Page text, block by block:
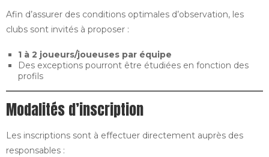
Afin d’assurer des conditions optimales d’observation, les
clubs sont invités à proposer :
1 à 2 joueurs/joueuses par équipe
Des exceptions pourront être étudiées en fonction des
profils
Modalités d’inscription
Les inscriptions sont à effectuer directement auprès des
responsables :